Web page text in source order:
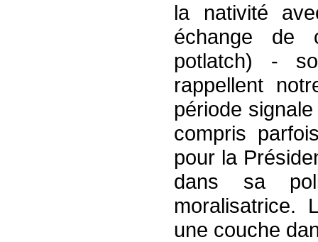
la nativité
échange de
potlatch) -
rappellent
période
compris
pour la
dans sa
moralisatrice.
une couche